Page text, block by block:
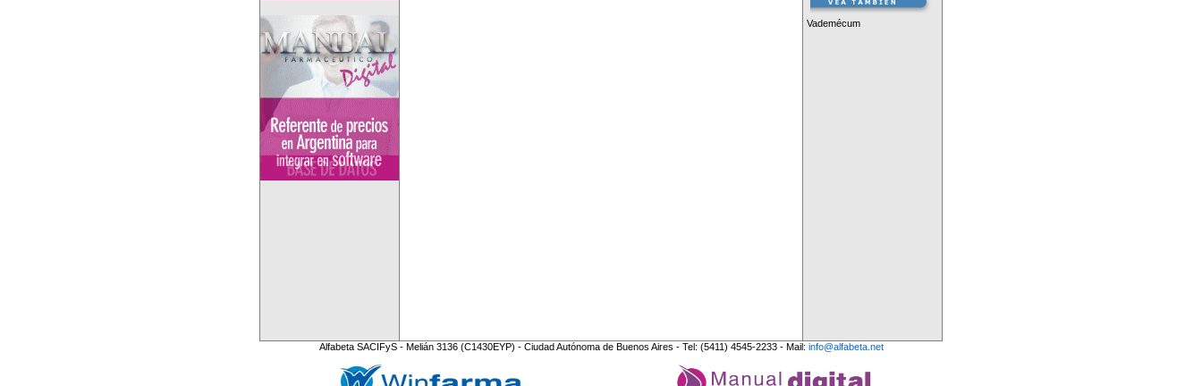
Vademécum
Alfabeta SACIFyS - Melián 3136 (C1430EYP) - Ciudad Autónoma de Buenos Aires - Tel: (5411) 4545-2233 - Mail: info@alfabeta.net